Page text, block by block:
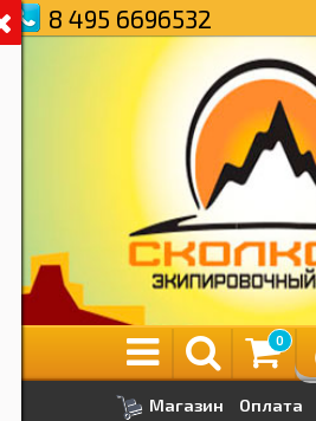
8 495 6696532
0
Магазин Оплата